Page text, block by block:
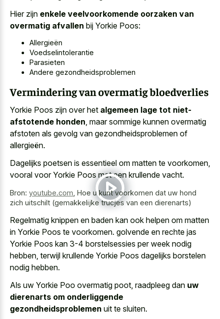
Hier zijn enkele veelvoorkomende oorzaken van
overmatig afvallen bij Yorkie Poos:
Allergieën
Voedselintolerantie
Parasieten
Andere gezondheidsproblemen
Vermindering van overmatig bloedverlies
Yorkie Poos zijn over het algemeen lage tot niet-
afstotende honden , maar sommige kunnen overmatig
afstoten als gevolg van gezondheidsproblemen of
allergieën.
Dagelijks poetsen is essentieel om matten te voorkomen,
vooral voor Yorkie Poos met een krullende vacht.
Bron: youtube.com Hoe u kunt voorkomen dat uw hond
zich uitschilt (gemakkelijke trucjes van een dierenarts)
Regelmatig knippen en baden kan ook helpen om matten
in Yorkie Poos te voorkomen. golvende en rechte jas
Yorkie Poos kan 3-4 borstelsessies per week nodig
hebben, terwijl krullende Yorkie Poos dagelijks borstelen
nodig hebben.
Als uw Yorkie Poo overmatig poot, raadpleeg dan uw
dierenarts om onderliggende
gezondheidsproblemen uit te sluiten.